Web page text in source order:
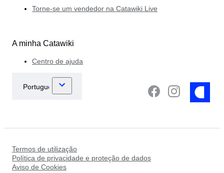
Torne-se um vendedor na Catawiki Live
A minha Catawiki
Centro de ajuda
Termos de utilização
Política de privacidade e proteção de dados
Aviso de Cookies